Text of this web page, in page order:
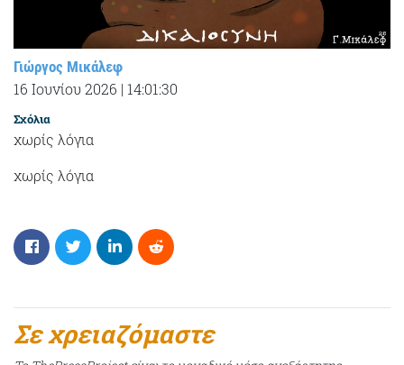
Γιώργος Μικάλεφ
16 Ιουνίου 2026 | 14:01:30
Σχόλια
χωρίς λόγια
χωρίς λόγια
Σε χρειαζόμαστε